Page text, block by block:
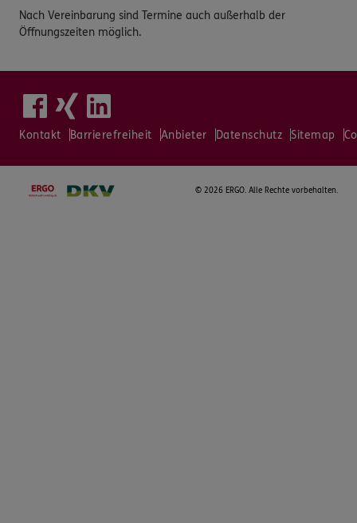
Nach Vereinbarung sind Termine auch außerhalb der
Öffnungszeiten möglich.
Kontakt Barrierefreiheit Anbieter Datenschutz Sitemap
© 2026 ERGO. Alle Rechte vorbehalten.